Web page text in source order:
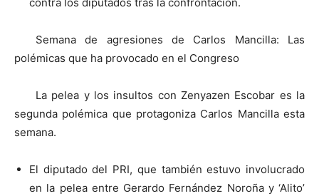
contra los diputados tras la confrontación.
Semana de agresiones de Carlos Mancilla: Las
polémicas que ha provocado en el Congreso
La pelea y los insultos con Zenyazen Escobar es la
segunda polémica que protagoniza Carlos Mancilla esta
semana.
El diputado del PRI, que también estuvo involucrado
en la pelea entre Gerardo Fernández Noroña y ‘Alito’